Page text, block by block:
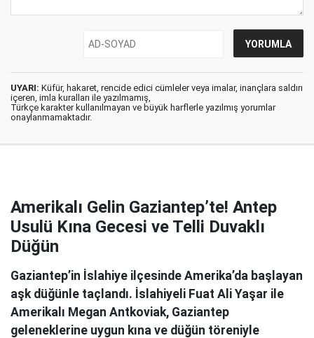
UYARI: Küfür, hakaret, rencide edici cümleler veya imalar, inançlara saldırı
içeren, imla kuralları ile yazılmamış,
Türkçe karakter kullanılmayan ve büyük harflerle yazılmış yorumlar
onaylanmamaktadır.
Amerikalı Gelin Gaziantep’te! Antep
Usulü Kına Gecesi ve Telli Duvaklı
Düğün
Gaziantep’in İslahiye ilçesinde Amerika’da başlayan
aşk düğünle taçlandı. İslahiyeli Fuat Ali Yaşar ile
Amerikalı Megan Antkoviak, Gaziantep
geleneklerine uygun kına ve düğün töreniyle